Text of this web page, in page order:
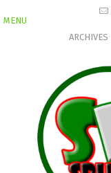
ARCHIVES
MENU